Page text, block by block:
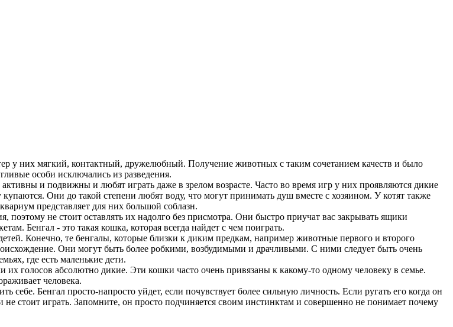
у них мягкий, контактный, дружелюбный. Получение животных с таким сочетанием качеств и было
особи исключались из разведения.
и подвижны и любят играть даже в зрелом возрасте. Часто во время игр у них проявляются дикие
Они до такой степени любят воду, что могут принимать душ вместе с хозяином. У котят также
представляет для них большой соблазн.
не стоит оставлять их надолго без присмотра. Они быстро приучат вас закрывать ящики
Бенгал - это такая кошка, которая всегда найдет с чем поиграть.
Конечно, те бенгалы, которые близки к диким предкам, например животные первого и второго
Они могут быть более робкими, возбудимыми и драчливыми. С ними следует быть очень
где есть маленькие дети.
голосов абсолютно дикие. Эти кошки часто очень привязаны к какому-то одному человеку в семье.
человека.
Бенгал просто-напросто уйдет, если почувствует более сильную личность. Если ругать его когда он
не стоит играть. Запомните, он просто подчиняется своим инстинктам и совершенно не понимает почему